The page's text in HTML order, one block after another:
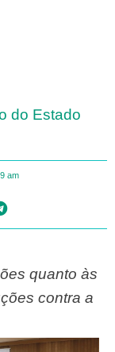
do Estado
am
quanto às
contra a